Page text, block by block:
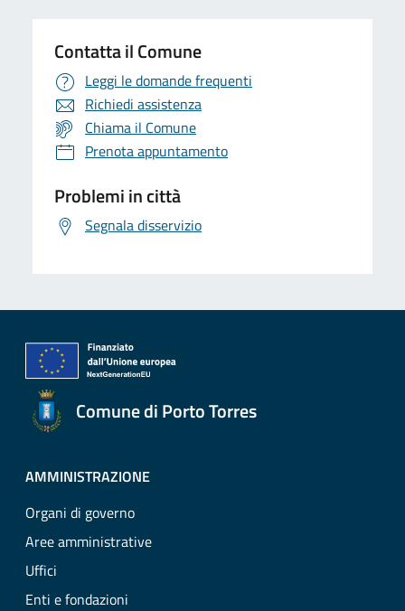
Contatta il Comune
Leggi le domande frequenti
Richiedi assistenza
Chiama il Comune
Prenota appuntamento
Problemi in città
Segnala disservizio
Comune di Porto Torres
AMMINISTRAZIONE
Organi di governo
Aree amministrative
Uffici
Enti e fondazioni